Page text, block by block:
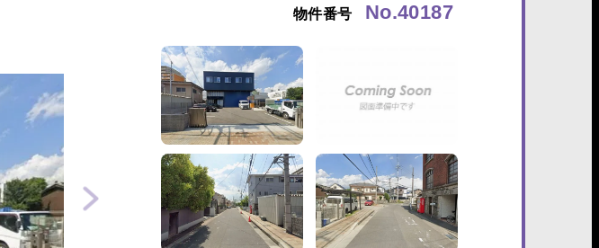
物件番号 No.40187